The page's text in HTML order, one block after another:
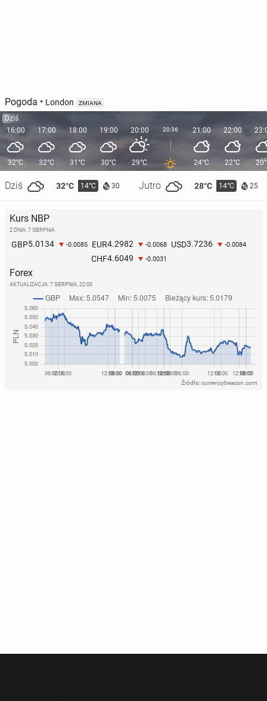
Pogoda • London ZMIANA
Dziś
16:00
32°C
Dziś 32°C 14°C 30 Jutro 28°C 14°C 25
17:00
32°C
18:00
31°C
19:00
30°C
20:00
29°C
20:36 21:00
24°C
22:00
22°C
Kurs NBP
Z DNIA: 7 SIERPNIA
GBP5.0134 -0.0085 EUR4.2982 -0.0068 USD3.7236 -0.0084
CHF4.6049 -0.0031
Forex
AKTUALIZACJA: 7 SIERPNIA, 22:00
Źródło: currencybeacon.com